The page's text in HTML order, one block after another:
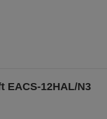
EACS-12HAL/N3